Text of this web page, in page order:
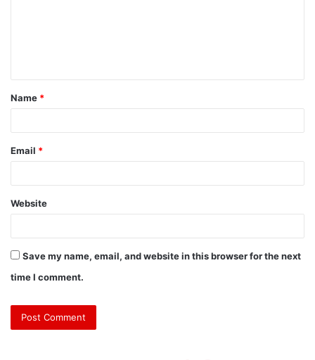
Name *
Email *
Website
Save my name, email, and website in this browser for the next
time I comment.